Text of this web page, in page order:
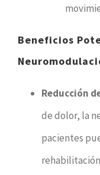
Beneficios
Reducción
de dolor, la
pacientes